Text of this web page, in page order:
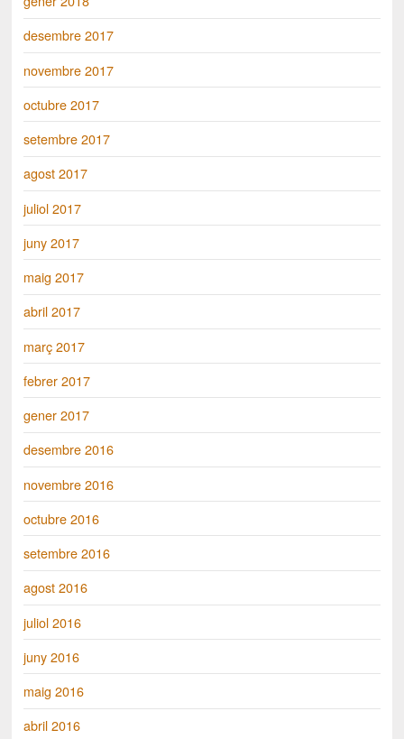
desembre 2017
novembre 2017
octubre 2017
setembre 2017
agost 2017
juliol 2017
juny 2017
maig 2017
abril 2017
març 2017
febrer 2017
gener 2017
desembre 2016
novembre 2016
octubre 2016
setembre 2016
agost 2016
juliol 2016
juny 2016
maig 2016
abril 2016